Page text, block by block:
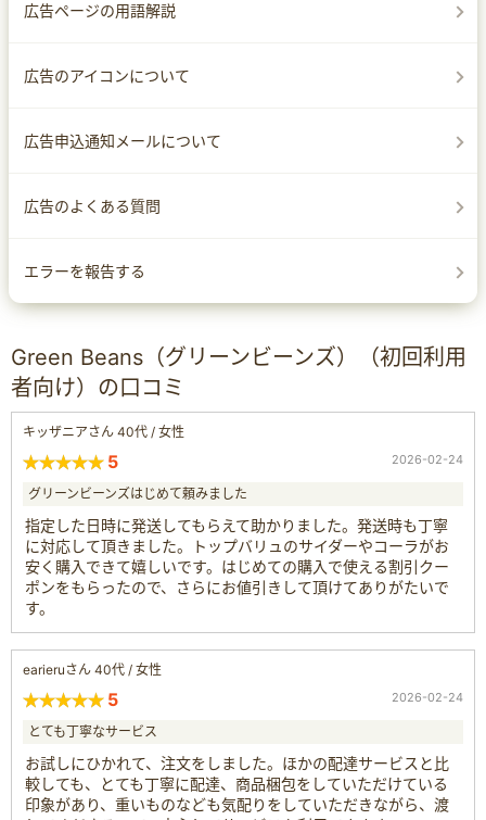
広告ページの用語解説
広告のアイコンについて
広告申込通知メールについて
広告のよくある質問
エラーを報告する
Green Beans（グリーンビーンズ）（初回利用
者向け）の口コミ
キッザニアさん 40代 / 女性
5 2026-02-24
グリーンビーンズはじめて頼みました
指定した日時に発送してもらえて助かりました。発送時も丁寧
に対応して頂きました。トップバリュのサイダーやコーラがお
安く購入できて嬉しいです。はじめての購入で使える割引クー
ポンをもらったので、さらにお値引きして頂けてありがたいで
す。
earieruさん 40代 / 女性
5 2026-02-24
とても丁寧なサービス
お試しにひかれて、注文をしました。ほかの配達サービスと比
較しても、とても丁寧に配達、商品梱包をしていただけている
印象があり、重いものなども気配りをしていただきながら、渡